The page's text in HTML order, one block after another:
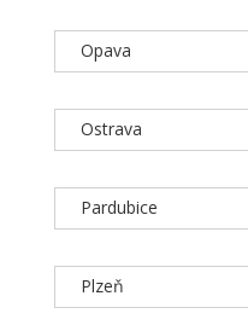
Opava
Ostrava
Pardubice
Plzeň